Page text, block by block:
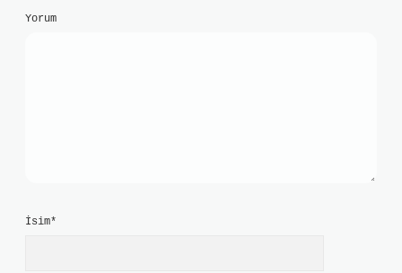
Yorum
İsim*